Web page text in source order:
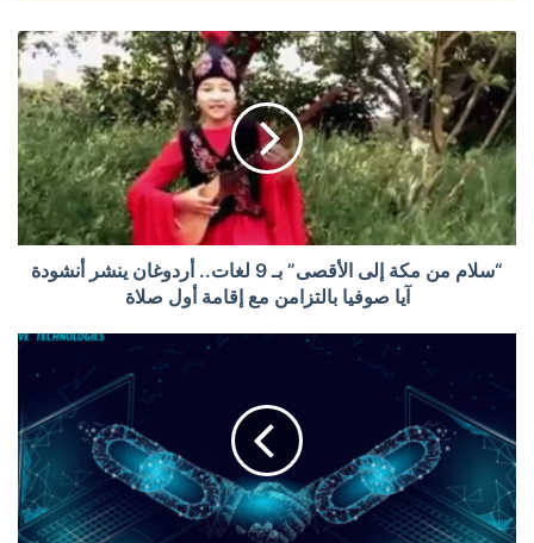
“سلام من مكة إلى الأقصى” بـ 9 لغات.. أردوغان ينشر أنشودة
آيا صوفيا بالتزامن مع إقامة أول صلاة